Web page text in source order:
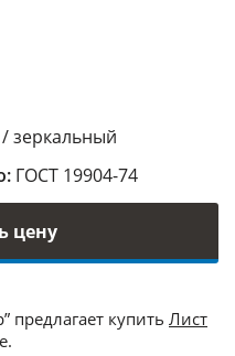
зеркальный
ГОСТ 19904-74
цену
предлагает купить Лист